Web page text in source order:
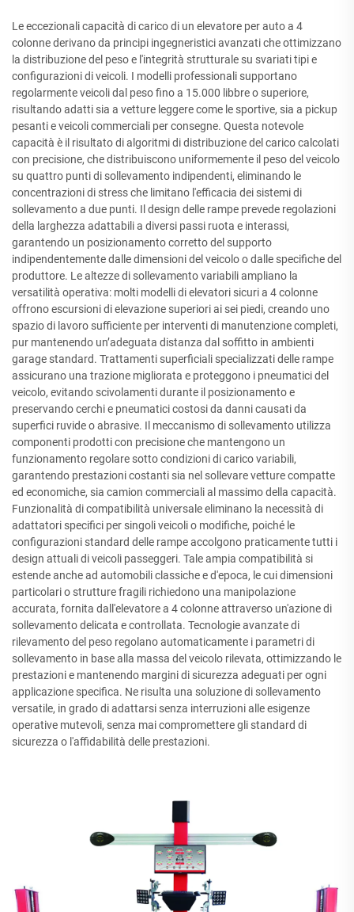
Le eccezionali capacità di carico di un elevatore per auto a 4
colonne derivano da principi ingegneristici avanzati che ottimizzano
la distribuzione del peso e l'integrità strutturale su svariati tipi e
configurazioni di veicoli. I modelli professionali supportano
regolarmente veicoli dal peso fino a 15.000 libbre o superiore,
risultando adatti sia a vetture leggere come le sportive, sia a pickup
pesanti e veicoli commerciali per consegne. Questa notevole
capacità è il risultato di algoritmi di distribuzione del carico calcolati
con precisione, che distribuiscono uniformemente il peso del veicolo
su quattro punti di sollevamento indipendenti, eliminando le
concentrazioni di stress che limitano l'efficacia dei sistemi di
sollevamento a due punti. Il design delle rampe prevede regolazioni
della larghezza adattabili a diversi passi ruota e interassi,
garantendo un posizionamento corretto del supporto
indipendentemente dalle dimensioni del veicolo o dalle specifiche del
produttore. Le altezze di sollevamento variabili ampliano la
versatilità operativa: molti modelli di elevatori sicuri a 4 colonne
offrono escursioni di elevazione superiori ai sei piedi, creando uno
spazio di lavoro sufficiente per interventi di manutenzione completi,
pur mantenendo un’adeguata distanza dal soffitto in ambienti
garage standard. Trattamenti superficiali specializzati delle rampe
assicurano una trazione migliorata e proteggono i pneumatici del
veicolo, evitando scivolamenti durante il posizionamento e
preservando cerchi e pneumatici costosi da danni causati da
superfici ruvide o abrasive. Il meccanismo di sollevamento utilizza
componenti prodotti con precisione che mantengono un
funzionamento regolare sotto condizioni di carico variabili,
garantendo prestazioni costanti sia nel sollevare vetture compatte
ed economiche, sia camion commerciali al massimo della capacità.
Funzionalità di compatibilità universale eliminano la necessità di
adattatori specifici per singoli veicoli o modifiche, poiché le
configurazioni standard delle rampe accolgono praticamente tutti i
design attuali di veicoli passeggeri. Tale ampia compatibilità si
estende anche ad automobili classiche e d'epoca, le cui dimensioni
particolari o strutture fragili richiedono una manipolazione
accurata, fornita dall'elevatore a 4 colonne attraverso un'azione di
sollevamento delicata e controllata. Tecnologie avanzate di
rilevamento del peso regolano automaticamente i parametri di
sollevamento in base alla massa del veicolo rilevata, ottimizzando le
prestazioni e mantenendo margini di sicurezza adeguati per ogni
applicazione specifica. Ne risulta una soluzione di sollevamento
versatile, in grado di adattarsi senza interruzioni alle esigenze
operative mutevoli, senza mai compromettere gli standard di
sicurezza o l'affidabilità delle prestazioni.